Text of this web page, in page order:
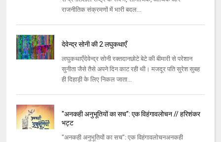
राजनीतिक संक्रमणों में भारी बदल...
देवेन्द्र सोनी की 2 लघुकथाएँ
लघुकथाएँदेवेन्द्र सोनी रक्तदानछोटे बेटे की बीमारी से परेशान
सुनीता जैसे तैसे अपने दिन काट रही थी। मजदूर पति सुरेश सुबह
ही दिहाड़ी के लिए निकल जाता...
"अनकही अनुभूतियों का सच”: एक विहंगावलोचन // हरिशंकर
भट्ट
"अनकही अनुभूतियों का सच”: एक विहंगावलोचनअनकही